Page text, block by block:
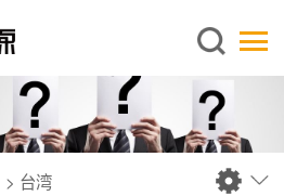
日本語
企業情報
事業内容
> 台湾